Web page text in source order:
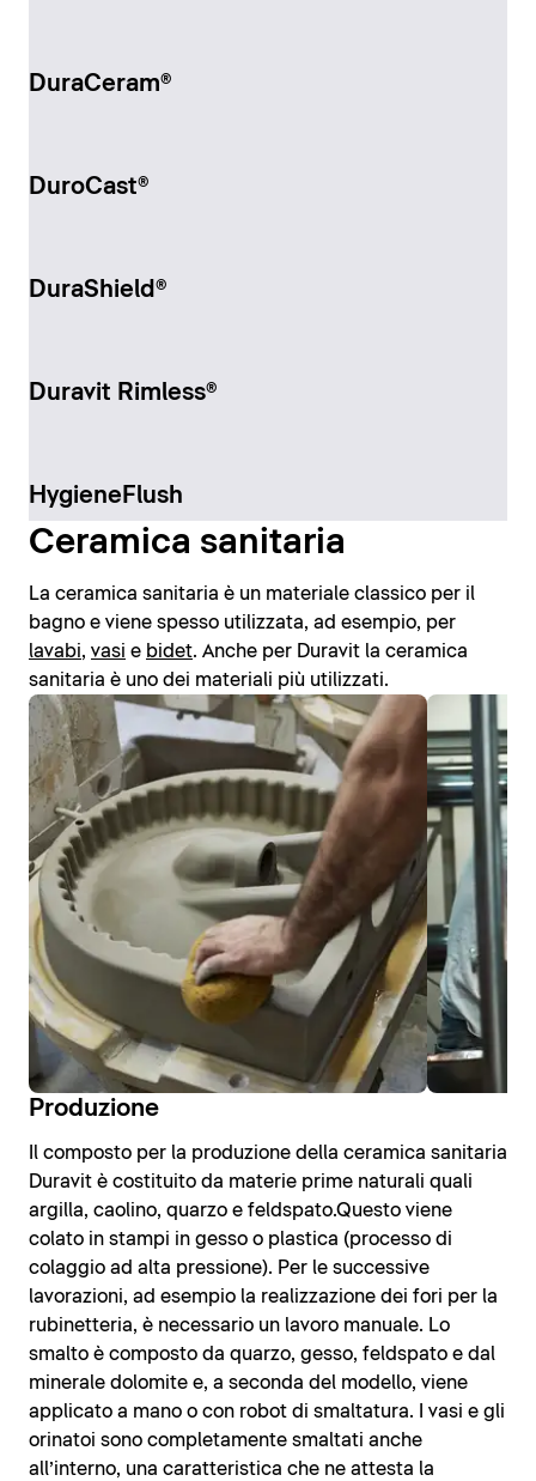
DuraCeram®
DuroCast®
DuraShield®
Duravit Rimless®
HygieneFlush
Ceramica sanitaria
La ceramica sanitaria è un materiale classico per il
bagno e viene spesso utilizzata, ad esempio, per
lavabi, vasi e bidet. Anche per Duravit la ceramica
sanitaria è uno dei materiali più utilizzati.
Produzione
Il composto per la produzione della ceramica sanitaria
Duravit è costituito da materie prime naturali quali
argilla, caolino, quarzo e feldspato.Questo viene
colato in stampi in gesso o plastica (processo di
colaggio ad alta pressione). Per le successive
lavorazioni, ad esempio la realizzazione dei fori per la
rubinetteria, è necessario un lavoro manuale. Lo
smalto è composto da quarzo, gesso, feldspato e dal
minerale dolomite e, a seconda del modello, viene
applicato a mano o con robot di smaltatura. I vasi e gli
orinatoi sono completamente smaltati anche
all’interno, una caratteristica che ne attesta la